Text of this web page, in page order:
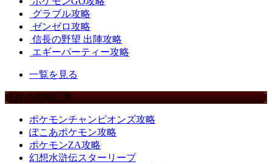
グラブル攻略
ゼンゼロ攻略
信長の野望 出陣攻略
エギーパーティー攻略
一覧を見る
注目の攻略記事
ポケモンチャンピオンズ攻略
ぽこあポケモン攻略
ポケモンZA攻略
幻想水滸伝スターリープ